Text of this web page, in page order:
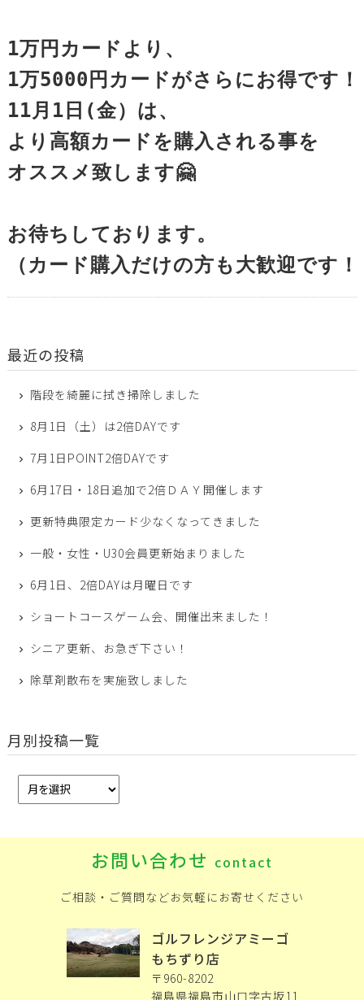
1万円カードより、
1万5000円カードがさらにお得です！
11月1日(金）は、
より高額カードを購入される事を
オススメ致します🤗
お待ちしております。
（カード購入だけの方も大歓迎です
最近の投稿
階段を綺麗に拭き掃除しました
8月1日（土）は2倍DAYです
7月1日POINT2倍DAYです
6月17日・18日追加で2倍ＤＡＹ開催します
更新特典限定カード少なくなってきました
一般・女性・U30会員更新始まりました
6月1日、2倍DAYは月曜日です
ショートコースゲーム会、開催出来ました！
シニア更新、お急ぎ下さい！
除草剤散布を実施致しました
月別投稿一覧
お問い合わせ contact
ご相談・ご質問などお気軽にお寄せください
ゴルフレンジアミーゴ
もちずり店
〒960-8202
福島県福島市山口字古坂11